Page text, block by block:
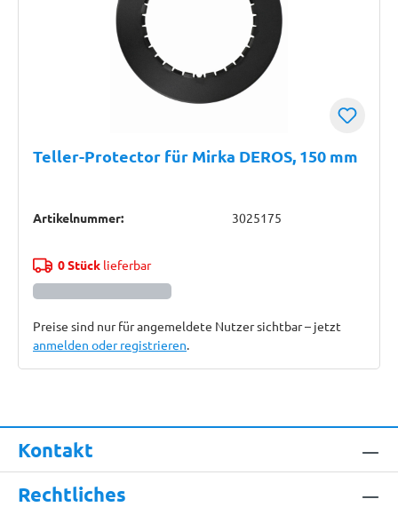
Teller-Protector für Mirka DEROS, 150 mm
Artikelnummer: 3025175
0 Stücklieferbar
Preise sind nur für angemeldete Nutzer sichtbar – jetzt
anmelden oder registrieren.
Kontakt
Rechtliches